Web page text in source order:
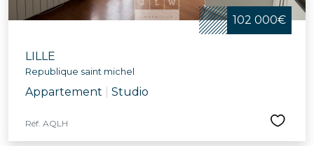
102 000€
LILLE
Republique saint michel
Appartement Studio
Réf. AQLH